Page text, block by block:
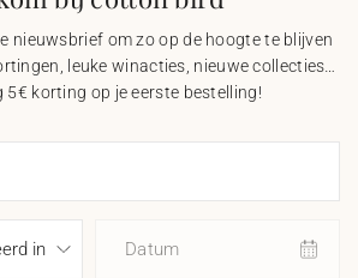
nieuwsbrief om zo op de hoogte te blijven
leuke winacties, nieuwe collecties…
5€ korting op je eerste bestelling!
Datum